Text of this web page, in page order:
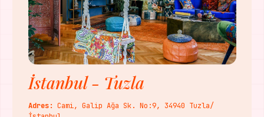
İstanbul - Tuzla
Adres: Cami, Galip Ağa Sk. No:9, 34940 Tuzla/